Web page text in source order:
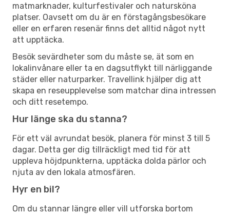
matmarknader, kulturfestivaler och natursköna
platser. Oavsett om du är en förstagångsbesökare
eller en erfaren resenär finns det alltid något nytt
att upptäcka.
Besök sevärdheter som du måste se, ät som en
lokalinvånare eller ta en dagsutflykt till närliggande
städer eller naturparker. Travellink hjälper dig att
skapa en reseupplevelse som matchar dina intressen
och ditt resetempo.
Hur länge ska du stanna?
För ett väl avrundat besök, planera för minst 3 till 5
dagar. Detta ger dig tillräckligt med tid för att
uppleva höjdpunkterna, upptäcka dolda pärlor och
njuta av den lokala atmosfären.
Hyr en bil?
Om du stannar längre eller vill utforska bortom